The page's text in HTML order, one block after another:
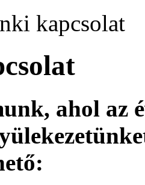
kapcsolat
ahol az